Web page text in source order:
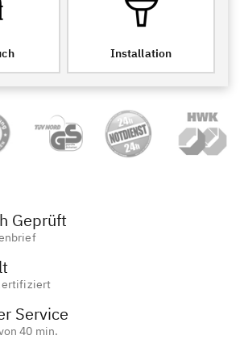
Installation
Geprüft
Service
40 min.